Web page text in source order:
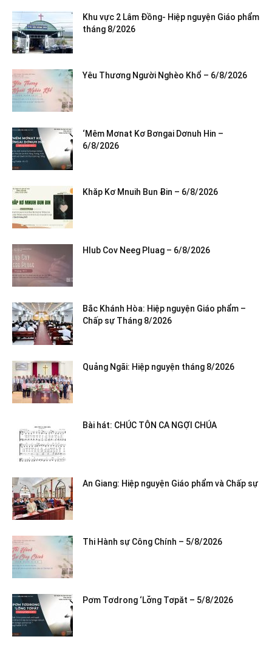
Khu vực 2 Lâm Đồng- Hiệp nguyện Giáo phẩm
tháng 8/2026
Yêu Thương Người Nghèo Khổ – 6/8/2026
‘Mêm Mơnat Kơ Bơngai Dơnuh Hin –
6/8/2026
Khăp Kơ Mnuih Bun Ƀin – 6/8/2026
Hlub Cov Neeg Pluag – 6/8/2026
Bắc Khánh Hòa: Hiệp nguyện Giáo phẩm –
Chấp sự Tháng 8/2026
Quảng Ngãi: Hiệp nguyện tháng 8/2026
Bài hát: CHÚC TÔN CA NGỢI CHÚA
An Giang: Hiệp nguyện Giáo phẩm và Chấp sự
Thi Hành sự Công Chính – 5/8/2026
Pơm Tơdrong ‘Lơ̆ng Tơpăt – 5/8/2026